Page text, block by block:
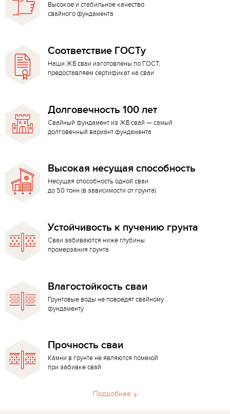
Высокое и стабильное качество
свайного фундамента
Соответствие ГОСТу
Наши ЖБ сваи изготовлены по ГОСТ,
предоставляем сертификат на сваи
Долговечность 100 лет
Свайный фундамент из ЖБ свай — самый
долговечный вариант фундамента
Высокая несущая способность
Несущая способность одной сваи
до 50 тонн (в зависимости от грунта)
Устойчивость к пучению грунта
Сваи забиваются ниже глубины
промерзания грунта
Влагостойкость сваи
Грунтовые воды не повредят свайному
фундаменту
Прочность сваи
Камни в грунте не являются помехой
при забивке свай
Подробнее